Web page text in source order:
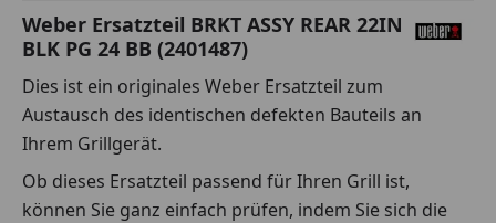
Weber Ersatzteil BRKT ASSY REAR 22IN
BLK PG 24 BB (2401487)
Dies ist ein originales Weber Ersatzteil zum
Austausch des identischen defekten Bauteils an
Ihrem Grillgerät.
Ob dieses Ersatzteil passend für Ihren Grill ist,
können Sie ganz einfach prüfen, indem Sie sich die